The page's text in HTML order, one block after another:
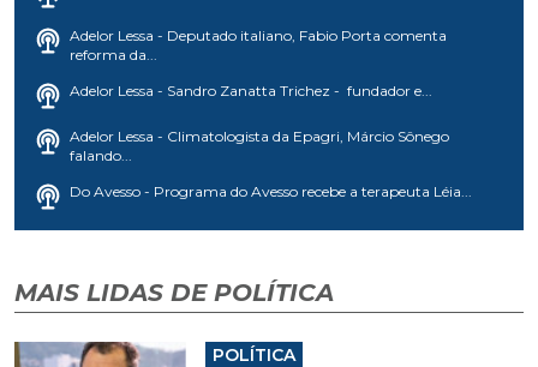
Adelor Lessa - Deputado italiano, Fabio Porta comenta
reforma da...
Adelor Lessa - Sandro Zanatta Trichez - fundador e...
Adelor Lessa - Climatologista da Epagri, Márcio Sônego
falando...
Do Avesso - Programa do Avesso recebe a terapeuta Léia...
MAIS LIDAS DE POLÍTICA
POLÍTICA